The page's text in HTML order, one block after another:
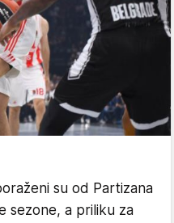
su od Partizana
sezone, a priliku za